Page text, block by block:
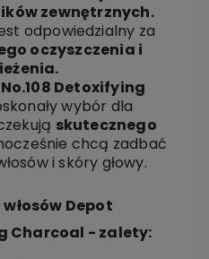
zewnętrznych.
odpowiedzialny za
oczyszczenia i
Detoxifying
wybór dla
skutecznego
chcą zadbać
i skóry głowy.
Depot
Charcoal - zalety: